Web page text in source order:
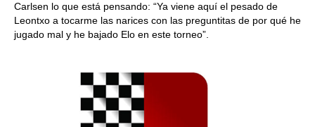
Carlsen lo que está pensando: “Ya viene aquí el pesado de
Leontxo a tocarme las narices con las preguntitas de por qué he
jugado mal y he bajado Elo en este torneo”.